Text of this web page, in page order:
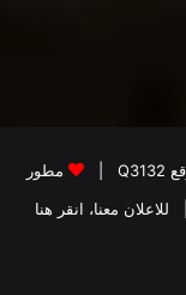
Q3132
مطور
للاعلان معنا، انقر هنا